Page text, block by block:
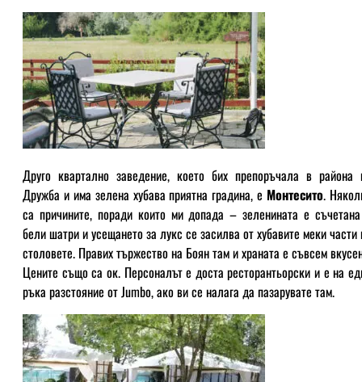
Друго квартално заведение, което бих препоръчала в района
Дружба и има зелена хубава приятна градина, е Монтесито.
са причините, поради които ми допада – зеленината е
бели шатри и усещането за лукс се засилва от хубавите меки части
столовете. Правих тържество на Боян там и храната е съвсем
Цените също са ок. Персоналът е доста ресторантьорски и е на
ръка разстояние от Jumbo, ако ви се налага да пазарувате там.